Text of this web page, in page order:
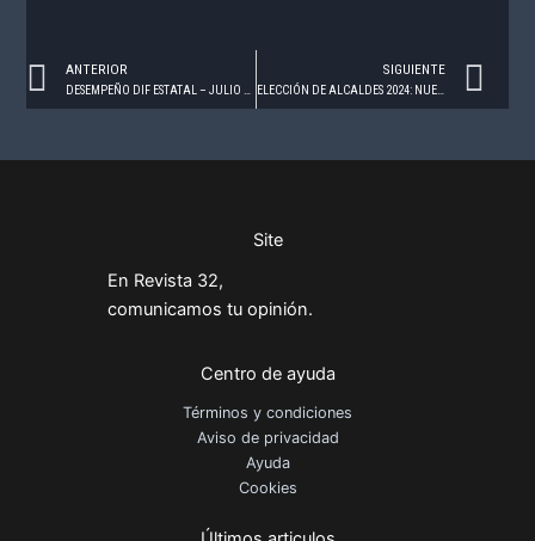
Prev
ANTERIOR SIGUIENTE
ELECCIÓN DE ALCALDES 2024: NUEVO LEÓN – AGOSTO 2023
Site
En Revista 32,
comunicamos tu opinión.
Centro de ayuda
Términos y condiciones
Aviso de privacidad
Ayuda
Cookies